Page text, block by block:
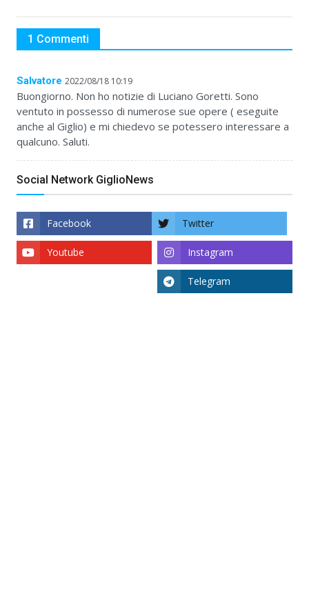
1 Commenti
Salvatore 2022/08/18 10:19
Buongiorno. Non ho notizie di Luciano Goretti. Sono
ventuto in possesso di numerose sue opere ( eseguite
anche al Giglio) e mi chiedevo se potessero interessare a
qualcuno. Saluti.
Social Network GiglioNews
Facebook Twitter
Instagram
Youtube
Telegram